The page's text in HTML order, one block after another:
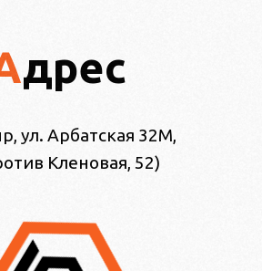
Адрес
ул. Арбатская 32М,
Кленовая, 52)